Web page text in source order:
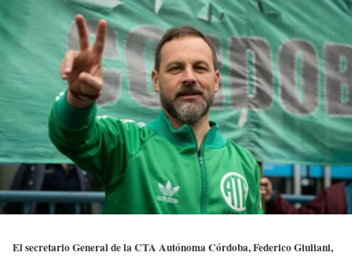
El secretario General de la CTA Autónoma Córdoba, Federico Giuliani,